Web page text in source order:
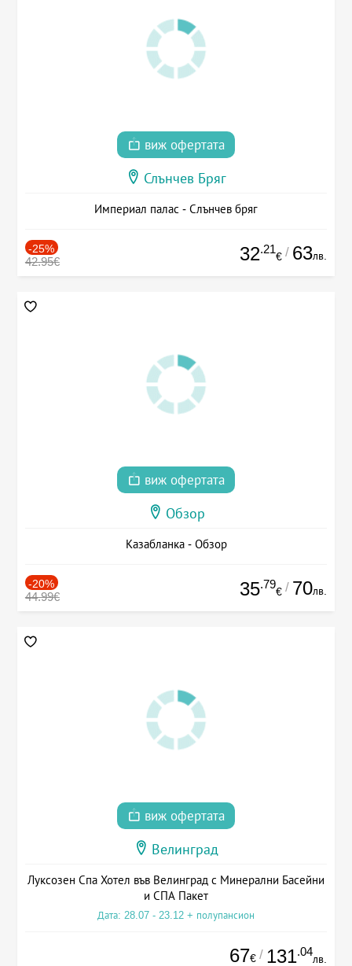
виж офертата
Слънчев Бряг
Империал палас - Слънчев бряг
-25%
42.95€ 32.21
€ / 63лв.
виж офертата
Обзор
Казабланка - Обзор
-20%
44.99€ 35.79
€ / 70лв.
виж офертата
Велинград
Луксозен Спа Хотел във Велинград с Минерални Басейни
и СПА Пакет
Дата: 28.07 - 23.12 + полупансион
67€ / 131.04
лв.